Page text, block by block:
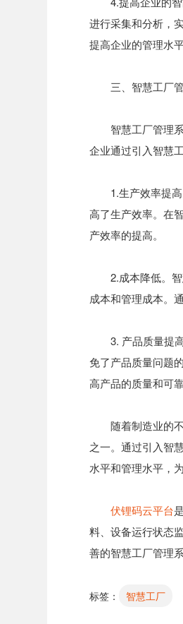
进行采集和分析，
提高企业的管理水
三、智慧工厂
智慧工厂管理
企业通过引入智慧
1.生产效率提
高了生产效率。在
产效率的提高。
2.成本降低。
成本和管理成本。
3. 产品质量提
免了产品质量问题
高产品的质量和可靠
随着制造业的
之一。通过引入智
水平和管理水平，
伏锂码云平台
料、设备运行状态
善的智慧工厂管理系
标签： 智慧工厂